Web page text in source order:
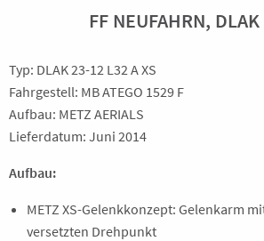
FF NEUFAHRN,
Typ: DLAK 23-12 L32 A XS
Fahrgestell: MB ATEGO 1529 F
Aufbau: METZ AERIALS
Lieferdatum: Juni 2014
Aufbau:
METZ XS-Gelenkkonzept: Gelenkarm
versetzten Drehpunkt